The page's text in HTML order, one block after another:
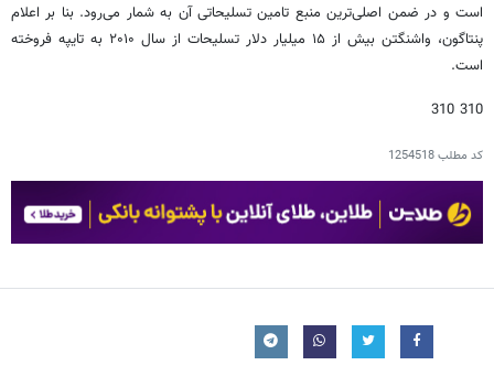
است و در ضمن اصلی‌ترین منبع تامین تسلیحاتی آن به شمار می‌رود. بنا بر اعلام
پنتاگون، واشنگتن بیش از ۱۵ میلیار دلار تسلیحات از سال ۲۰۱۰ به تایپه فروخته
است.
310 310
کد مطلب1254518